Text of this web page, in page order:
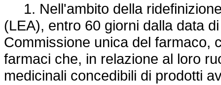
1. Nell'ambito della
(LEA), entro 60 giorni dalla data
Commissione unica del farmaco,
farmaci che, in relazione al loro
medicinali concedibili di prodotti